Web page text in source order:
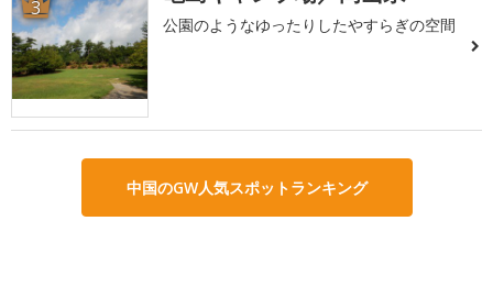
3
公園のようなゆったりしたやすらぎの空間
中国のGW人気スポットランキング